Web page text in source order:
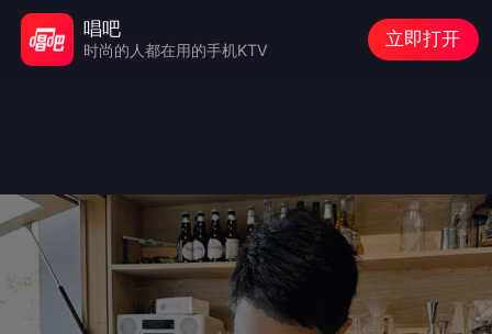
唱吧
时尚的人都在用的手机KTV
立即打开